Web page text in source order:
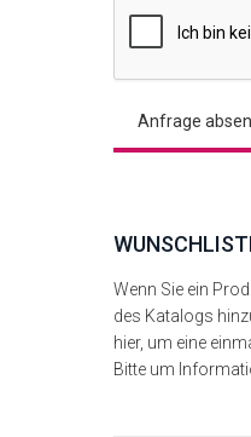
Wenn Sie ein
des Katalogs
hier, um eine
Bitte um